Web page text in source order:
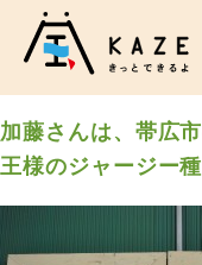
加藤さんは、帯広
王様のジャージー